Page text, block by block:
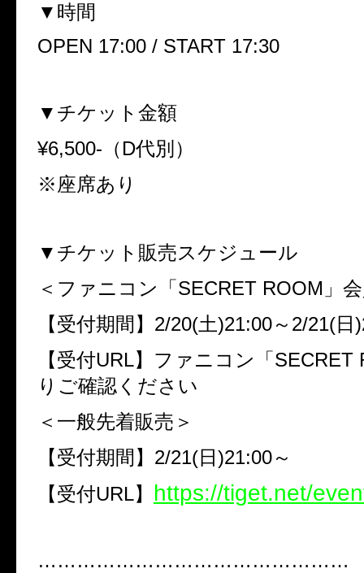
▼ 時間
OPEN 17:00 / START 17:30
▼ チケット金額
¥6,500- （D代別）
※座席あり
▼ チケット販売スケジュール
＜ファニコン「 SECRET ROOM 」
【受付期間】 2/20(土)21:00～ 2/21(日
【受付URL】ファニコン「 SECRET
りご確認ください
＜一般先着販売＞
【受付期間】 2/21(日 )21:00～
【受付URL】 https://tiget.net/
…………………………………………